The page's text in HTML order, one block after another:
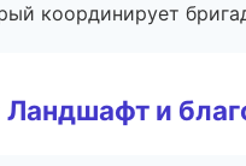
координирует
и